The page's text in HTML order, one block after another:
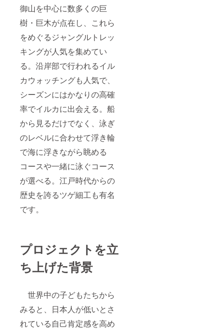
御山を中心に数多くの巨
樹・巨木が点在し、これら
をめぐるジャングルトレッ
キングが人気を集めてい
る。沿岸部で行われるイル
カウォッチングも人気で、
シーズンにはかなりの高確
率でイルカに出会える。船
から見るだけでなく、泳ぎ
のレベルに合わせて浮き輪
で海に浮きながら眺める
コースや一緒に泳ぐコース
が選べる。江戸時代からの
歴史を誇るツゲ細工も有名
です。
プロジェクトを立
ち上げた背景
世界中の子どもたちから
みると、日本人が低いとさ
れている自己肯定感を高め